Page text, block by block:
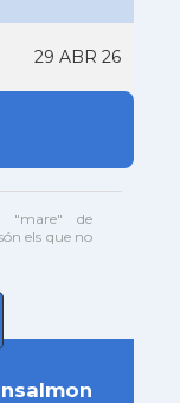
29 ABR 26
"mare" de
els que no